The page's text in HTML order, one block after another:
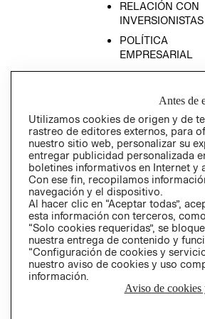
RELACIÓN CON
INVERSIONISTAS
POLÍTICA
EMPRESARIAL
Perú (S/)
Antes de
Utilizamos cookies de origen y de
rastreo de editores externos, para
nuestro sitio web, personalizar su
entregar publicidad personalizada
boletines informativos en Internet y
Con ese fin, recopilamos
navegación y el dispositivo.
Al hacer clic en “Aceptar todas”,
esta información con terceros,
“Solo cookies requeridas”, se
nuestra entrega de contenido y
“Configuración de cookies y
nuestro aviso de cookies y uso
información.
Aviso de cookies